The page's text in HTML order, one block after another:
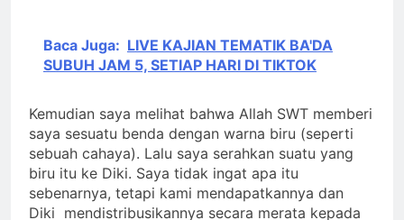
Baca Juga: LIVE KAJIAN TEMATIK BA'DA
SUBUH JAM 5, SETIAP HARI DI TIKTOK
Kemudian saya melihat bahwa Allah SWT memberi
saya sesuatu benda dengan warna biru (seperti
sebuah cahaya). Lalu saya serahkan suatu yang
biru itu ke Diki. Saya tidak ingat apa itu
sebenarnya, tetapi kami mendapatkannya dan
Diki mendistribusikannya secara merata kepada